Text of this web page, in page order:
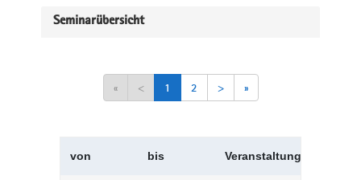
Seminarübersicht
« < 1 2 > »
von bis Veranstaltungskürzel